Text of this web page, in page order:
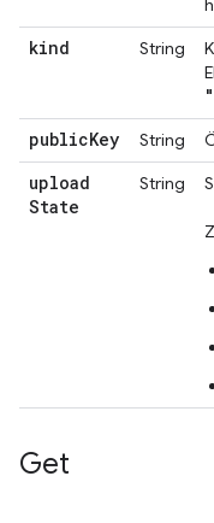
kind String
publicKey String
upload
State
String
Get